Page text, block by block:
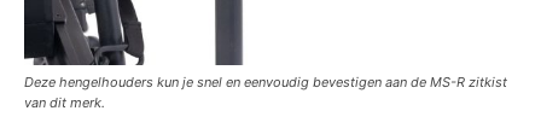
Deze hengelhouders kun je snel en eenvoudig bevestigen aan de MS-R zitkist
van dit merk.